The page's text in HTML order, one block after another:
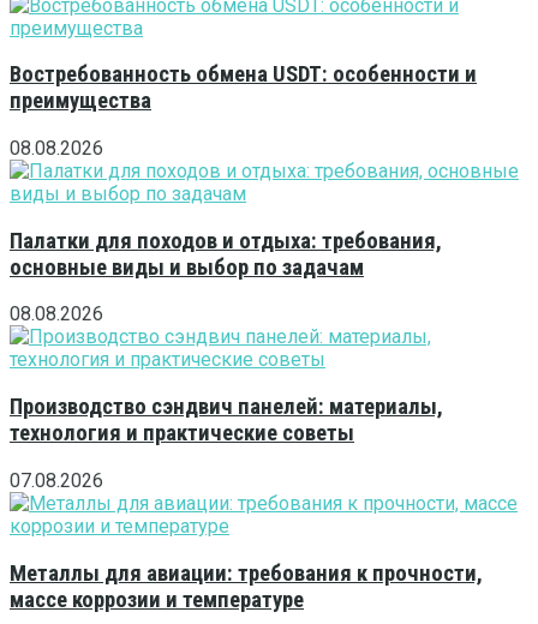
Востребованность обмена USDT: особенности и
преимущества
08.08.2026
Палатки для походов и отдыха: требования,
основные виды и выбор по задачам
08.08.2026
Производство сэндвич панелей: материалы,
технология и практические советы
07.08.2026
Металлы для авиации: требования к прочности,
массе коррозии и температуре